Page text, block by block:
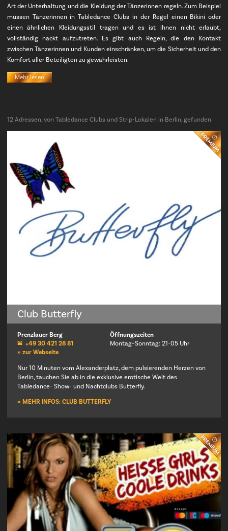
Art der Unterhaltung und die Kleidung der Tänzerinnen regeln. Zum Beispiel
müssen Tänzerinnen in Tabledance Clubs in der Regel einen Bikini oder
einen ähnlichen Kleidungsstil tragen und es ist ihnen nicht erlaubt,
vollständig nackt aufzutreten. Es gibt auch Regeln, die den Kontakt
zwischen Tänzerinnen und Kunden einschränken, um die Sicherheit und den
Komfort aller Beteiligten zu gewährleisten.
Mehr lesen
12 Adressen, von Tabledance Clubs und Strip-Lokalen in Berlin, gefunden
Club Butterfly
Prenzlauer Berg
+49 30 421 28 81
» zur Webseite
Öffnungszeiten
Montag–Sonntag: 21-05 Uhr
Nur 10 Minuten vom Alexanderplatz, dem pulsierenden Herzen von
Berlin, tauchen Sie ab in die exklusive erotische Welt des
Tabledance- Show- und Nachtclubs Butterfly.
» MEHR INFOS: CLUB BUTTERFLY